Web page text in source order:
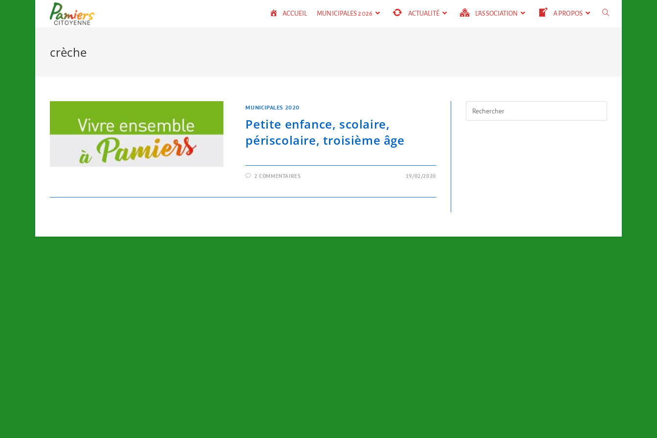
ACCUEIL MUNICIPALES 2026 ACTUALITÉ L’ASSOCIATION A PROPOS
crèche
MUNICIPALES 2020
Petite enfance, scolaire,
périscolaire, troisième âge
2 COMMENTAIRES 19/02/2020